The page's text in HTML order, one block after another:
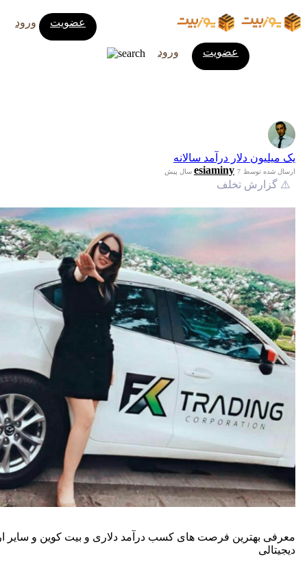
ورود عضویت
ورود عضویت
یک میلیون دلار درآمد سالانه
ارسال شده توسط esiaminy 7 سال پیش
⚠️ گزارش تخلف
معرفی بهترین فرصت های کسب درآمد دلاری و بیت کوین و سایر
دیجیتالی